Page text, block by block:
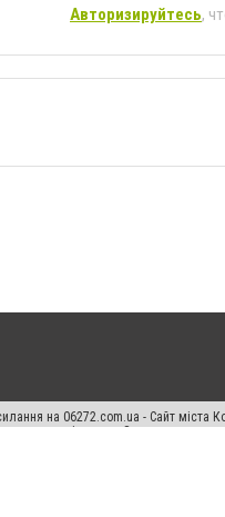
Авторизируйтесь,
на 06272.com.ua - Сайт міста
переслідується Законом.